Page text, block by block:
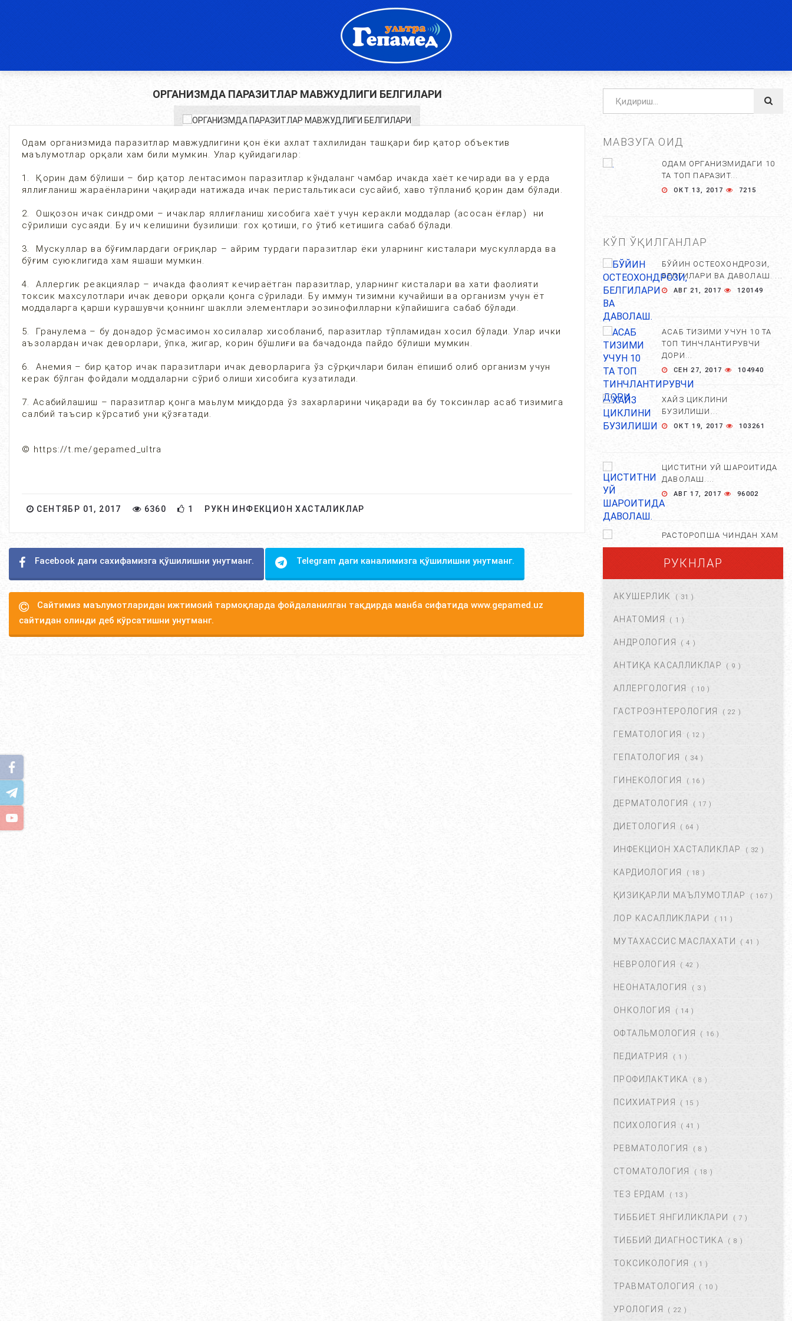
ОРГАНИЗМДА ПАРАЗИТЛАР МАВЖУДЛИГИ БЕЛГИЛАРИ
Одам организмида паразитлар мавжудлигини қон ёки ахлат тахлилидан ташқари бир қатор объектив
маълумотлар орқали хам били мумкин. Улар қуйидагилар:
1. Қорин дам бўлиши – бир қатор лентасимон паразитлар кўндаланг чамбар ичакда хаёт кечиради ва у ерда
яллиғланиш жараёнларини чақиради натижада ичак перистальтикаси сусайиб, хаво тўпланиб қорин дам бўлади.
2. Ошқозон ичак синдроми – ичаклар яллиғланиш хисобига хаёт учун керакли моддалар (асосан ёғлар) ни
сўрилиши сусаяди. Бу ич келишини бузилиши: гох қотиши, го ўтиб кетишига сабаб бўлади.
3. Мускуллар ва бўғимлардаги оғриқлар – айрим турдаги паразитлар ёки уларнинг кисталари мускулларда ва
бўғим суюклигида хам яшаши мумкин.
4. Аллергик реакциялар – ичакда фаолият кечираётган паразитлар, уларнинг кисталари ва хати фаолияти
токсик махсулотлари ичак девори орқали қонга сўрилади. Бу иммун тизимни кучайиши ва организм учун ёт
моддаларга қарши курашувчи қоннинг шаклли элементлари эозинофилларни кўпайишига сабаб бўлади.
5. Гранулема – бу донадор ўсмасимон хосилалар хисобланиб, паразитлар тўпламидан хосил бўлади. Улар ички
аъзолардан ичак деворлари, ўпка, жигар, корин бўшлиғи ва бачадонда пайдо бўлиши мумкин.
6. Анемия – бир қатор ичак паразитлари ичак деворларига ўз сўрқичлари билан ёпишиб олиб организм учун
керак бўлган фойдали моддаларни сўриб олиши хисобига кузатилади.
7. Асабийлашиш – паразитлар қонга маьлум миқдорда ўз захарларини чиқаради ва бу токсинлар асаб тизимига
салбий таъсир кўрсатиб уни қўзғатади.
© https://t.me/gepamed_ultra
СЕНТЯБР 01, 2017 6360 1 РУКН ИНФЕКЦИОН ХАСТАЛИКЛАР
Facebook даги сахифамизга қўшилишни унутманг. Telegram даги каналимизга қўшилишни унутманг.
Сайтимиз маълумотларидан ижтимоий тармоқларда фойдаланилган тақдирда манба сифатида www.gepamed.uz
сайтидан олинди деб кўрсатишни унутманг.
МАВЗУГА ОИД
ОДАМ ОРГАНИЗМИДАГИ 10
ТА ТОП ПАРАЗИТ...
ОКТ 13, 2017 7215
КЎП ЎҚИЛГАНЛАР
БЎЙИН ОСТЕОХОНДРОЗИ,
БЕЛГИЛАРИ ВА ДАВОЛАШ. ...
АВГ 21, 2017 120149
АСАБ ТИЗИМИ УЧУН 10 ТА
ТОП ТИНЧЛАНТИРУВЧИ
ДОРИ...
СЕН 27, 2017 104940
ХАЙЗ ЦИКЛИНИ
БУЗИЛИШИ...
ОКТ 19, 2017 103261
ЦИСТИТНИ УЙ ШАРОИТИДА
ДАВОЛАШ....
АВГ 17, 2017 96002
РАСТОРОПША ЧИНДАН ХАМ
ФОЙДАЛИМИ?...
АПР 25, 2021
ХОМИЛА ЖИНСИНИ
АНИҚЛАШНИНГ
НОСТАНДАРТ УСУЛЛАРИ....
АВГ 22, 2017
ХОМИЛА МУДДАТИНИ
АНИҚЛАШНИНГ ҚАНДАЙ
УСУЛЛАР БОР?...
АВГ 22, 2017 77426
ЧАП ҚОРИН СОХАСИ НИМА
БОШ МИЯ САРАТОНИНИ
НОЯ 24, 2017
БОШ ОҒРИШИ. УНИНГ
ФЕВ 06, 2018 59831
ХОМИЛАДОРЛИКДА БОЛА
БЕЛГИЛАРИ ВА
АВГ 17, 2017
БЎЛДИ. НИМА ҚИЛМОҚ
ОКТ 01, 2017
НЕГА КАТТАЛАШАДИ?...
ПОЛИАРТРИТ. ТУРЛАРИ.
ДАВОЛАШ....
БАЧАДОН МИОМАСИ,
САБАБЛАРИ, БЕЛГИЛАРИ ВА
АПР 25, 2018
ЮЗГА АЛЛЕРГИЯ ТОШИШИ.
ТУРЛАРИ. ...
РУКНЛАР
АКУШЕРЛИК ( 31 )
АНАТОМИЯ ( 1 )
АНДРОЛОГИЯ ( 4 )
АНТИҚА КАСАЛЛИКЛАР ( 9 )
АЛЛЕРГОЛОГИЯ ( 10 )
ГАСТРОЭНТЕРОЛОГИЯ ( 22 )
ГЕМАТОЛОГИЯ ( 12 )
ГЕПАТОЛОГИЯ ( 34 )
ГИНЕКОЛОГИЯ ( 16 )
ДЕРМАТОЛОГИЯ ( 17 )
ДИЕТОЛОГИЯ ( 64 )
ИНФЕКЦИОН ХАСТАЛИКЛАР ( 32 )
КАРДИОЛОГИЯ ( 18 )
ҚИЗИҚАРЛИ МАЪЛУМОТЛАР ( 167 )
ЛОР КАСАЛЛИКЛАРИ ( 11 )
МУТАХАССИС МАСЛАХАТИ ( 41 )
НЕВРОЛОГИЯ ( 42 )
НЕОНАТАЛОГИЯ ( 3 )
ОНКОЛОГИЯ ( 14 )
ОФТАЛЬМОЛОГИЯ ( 16 )
ПЕДИАТРИЯ ( 1 )
ПРОФИЛАКТИКА ( 8 )
ПСИХИАТРИЯ ( 15 )
ПСИХОЛОГИЯ ( 41 )
РЕВМАТОЛОГИЯ ( 8 )
СТОМАТОЛОГИЯ ( 18 )
ТЕЗ ЁРДАМ ( 13 )
ТИББИЁТ ЯНГИЛИКЛАРИ ( 7 )
ТИББИЙ ДИАГНОСТИКА ( 8 )
ТОКСИКОЛОГИЯ ( 1 )
ТРАВМАТОЛОГИЯ ( 10 )
УРОЛОГИЯ ( 22 )